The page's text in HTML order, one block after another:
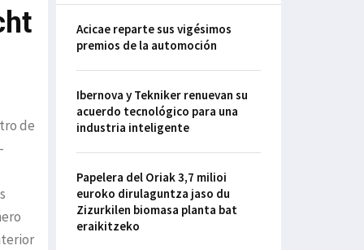
de
Acicae reparte sus vigésimos
premios de la automoción
Ibernova y Tekniker renuevan su
acuerdo tecnológico para una
industria inteligente
Papelera del Oriak 3,7 milioi
euroko dirulaguntza jaso du
Zizurkilen biomasa planta bat
eraikitzeko